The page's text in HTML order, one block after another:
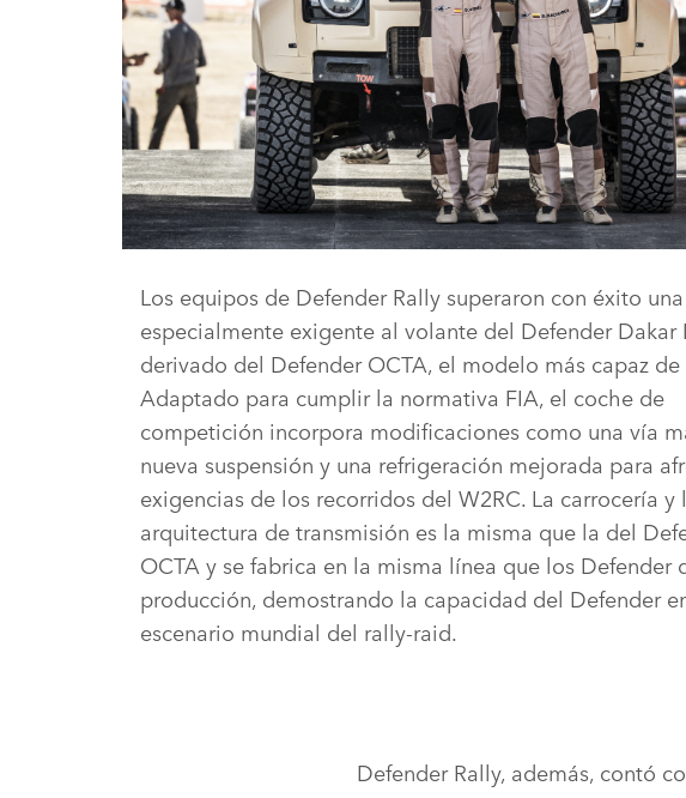
DESCARGAR
Los equipos de Defender Rally superaron con éxito
especialmente exigente al volante del Defender Dakar
derivado del Defender OCTA, el modelo más capaz
Adaptado para cumplir la normativa FIA, el coche de
competición incorpora modificaciones como una vía
nueva suspensión y una refrigeración mejorada para
exigencias de los recorridos del W2RC. La carrocería y
arquitectura de transmisión es la misma que la del
OCTA y se fabrica en la misma línea que los Defender
producción, demostrando la capacidad del Defender
escenario mundial del rally‑raid.
Defender Rally, además, contó